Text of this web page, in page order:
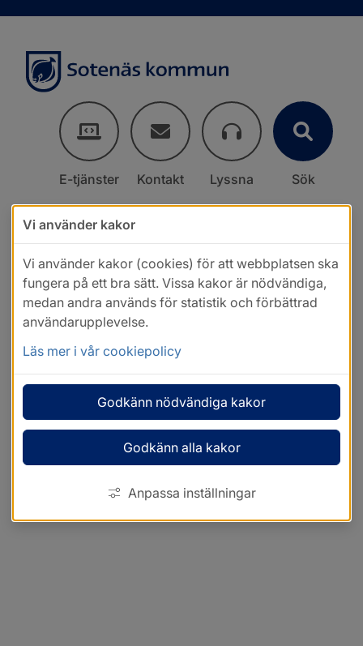
E-tjänster Kontakt Lyssna Sök
Vi använder kakor
Vi använder kakor (cookies) för att webbplatsen ska
fungera på ett bra sätt. Vissa kakor är nödvändiga,
medan andra används för statistik och förbättrad
användarupplevelse.
Läs mer i vår cookiepolicy
Godkänn nödvändiga kakor
Godkänn alla kakor
Anpassa inställningar